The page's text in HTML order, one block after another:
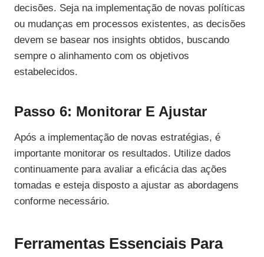
decisões. Seja na implementação de novas políticas
ou mudanças em processos existentes, as decisões
devem se basear nos insights obtidos, buscando
sempre o alinhamento com os objetivos
estabelecidos.
Passo 6: Monitorar E Ajustar
Após a implementação de novas estratégias, é
importante monitorar os resultados. Utilize dados
continuamente para avaliar a eficácia das ações
tomadas e esteja disposto a ajustar as abordagens
conforme necessário.
Ferramentas Essenciais Para